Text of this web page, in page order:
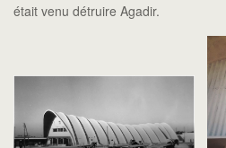
était venu détruire Agadir.